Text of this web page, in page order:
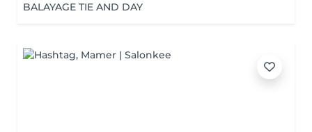
BALAYAGE TIE AND DAY